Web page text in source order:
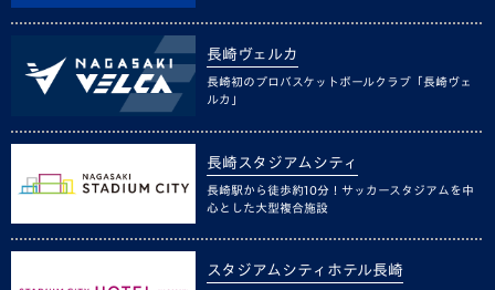
長崎ヴェルカ
長崎初のプロバスケットボールクラブ「長崎ヴェ
ルカ」
長崎スタジアムシティ
長崎駅から徒歩約10分！サッカースタジアムを中
心とした大型複合施設
スタジアムシティホテル長崎